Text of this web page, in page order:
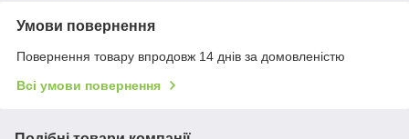
Умови повернення
Повернення товару впродовж 14 днів за домовленістю
Всі умови повернення